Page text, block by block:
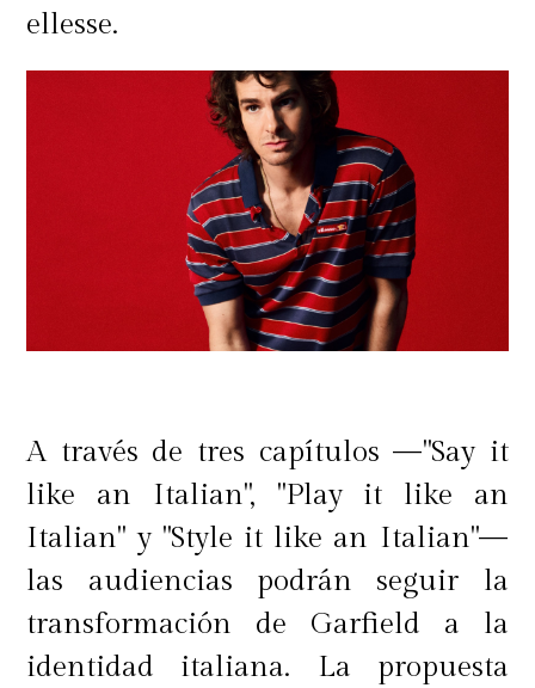
ellesse.
A través de tres capítulos —"Say it
like an Italian", "Play it like an
Italian" y "Style it like an Italian"—
las audiencias podrán seguir la
transformación de Garfield a la
identidad italiana. La propuesta